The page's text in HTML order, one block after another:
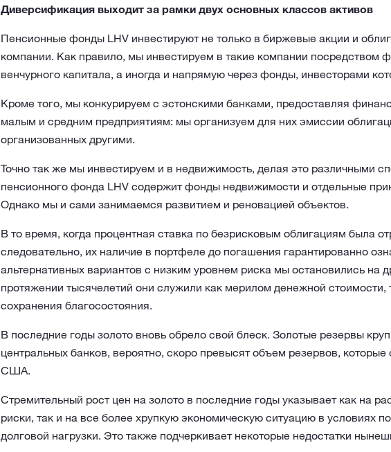
Диверсификация выходит за рамки двух основных классов активов
Пенсионные фонды LHV инвестируют не только в биржевые акции и
компании. Как правило, мы инвестируем в такие компании посредством
венчурного капитала, а иногда и напрямую через фонды, инвесторами
Кроме того, мы конкурируем с эстонскими банками, предоставляя
малым и средним предприятиям: мы организуем для них эмиссии
организованных другими.
Точно так же мы инвестируем и в недвижимость, делая это различными
пенсионного фонда LHV содержит фонды недвижимости и отдельные
Однако мы и сами занимаемся развитием и реновацией объектов.
В то время, когда процентная ставка по безрисковым облигациям была
следовательно, их наличие в портфеле до погашения гарантированно
альтернативных вариантов с низким уровнем риска мы остановились на
протяжении тысячелетий они служили как мерилом денежной стоимости,
сохранения благосостояния.
В последние годы золото вновь обрело свой блеск. Золотые резервы
центральных банков, вероятно, скоро превысят объем резервов,
США.
Стремительный рост цен на золото в последние годы указывает как на
риски, так и на все более хрупкую экономическую ситуацию в условиях
долговой нагрузки. Это также подчеркивает некоторые недостатки